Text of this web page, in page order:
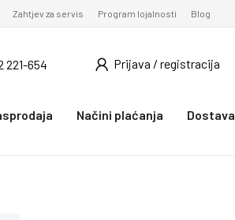
Zahtjev za servis Program lojalnosti Blog
221-654 Prijava / registracija
Načini plaćanja Dostava